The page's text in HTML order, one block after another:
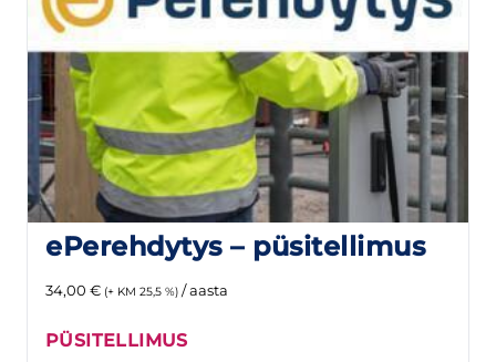
ePerehdytys – püsitellimus
34,00 € (+ KM 25,5 %) / aasta
PÜSITELLIMUS